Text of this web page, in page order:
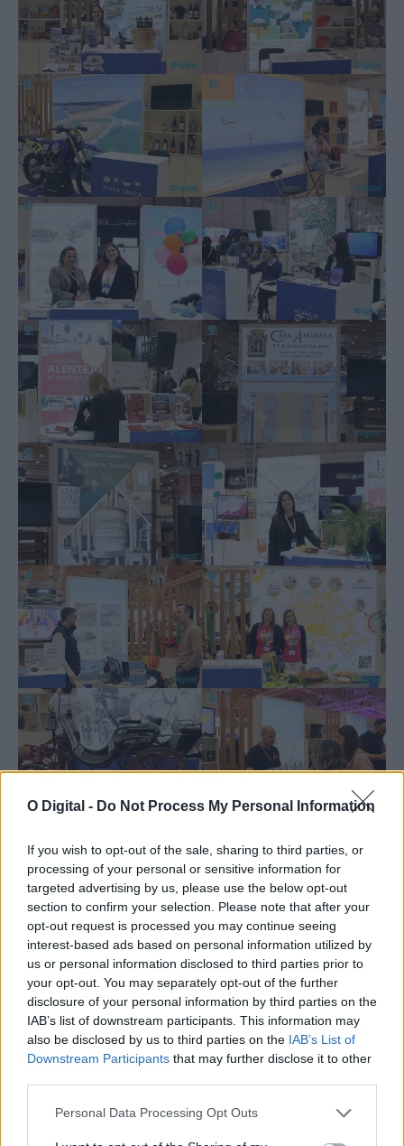
O Digital - Do Not Process My Personal Information
If you wish to opt-out of the sale, sharing to third parties, or
processing of your personal or sensitive information for
targeted advertising by us, please use the below opt-out
section to confirm your selection. Please note that after your
opt-out request is processed you may continue seeing
interest-based ads based on personal information utilized by
us or personal information disclosed to third parties prior to
your opt-out. You may separately opt-out of the further
disclosure of your personal information by third parties on the
IAB’s list of downstream participants. This information may
also be disclosed by us to third parties on the IAB’s List of
Downstream Participants that may further disclose it to other
Personal Data Processing Opt Outs